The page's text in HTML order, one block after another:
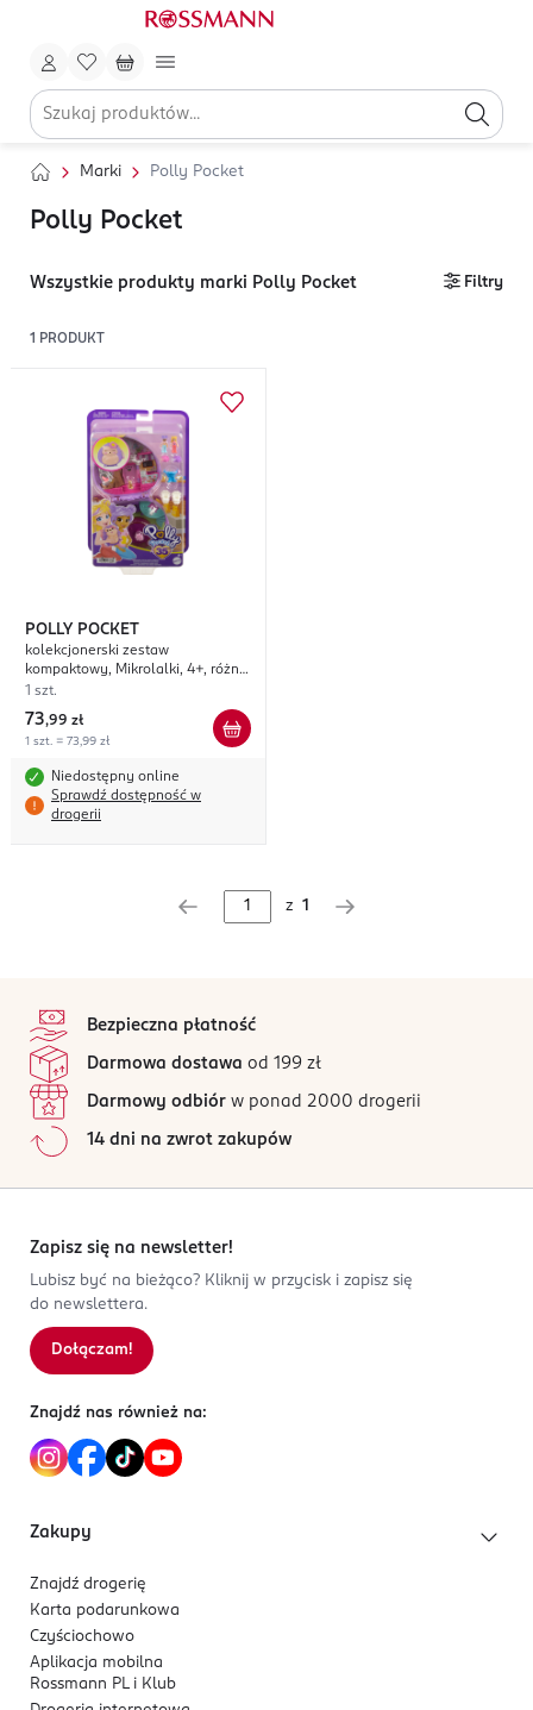
Marki Polly Pocket
Polly Pocket
Wszystkie produkty marki Polly Pocket Filtry
1 PRODUKT
POLLY POCKET
kolekcjonerski zestaw
kompaktowy, Mikrolalki, 4+, różne
rodzaje
1 szt.
73,99 zł
1 szt. = 73,99 zł
Niedostępny online
Sprawdź dostępność w
drogerii
z 1
Bezpieczna płatność
Darmowa dostawa od 199 zł
Darmowy odbiór w ponad 2000 drogerii
14 dni na zwrot zakupów
Zapisz się na newsletter!
Lubisz być na bieżąco? Kliknij w przycisk i zapisz się
do newslettera.
Dołączam!
Znajdź nas również na:
Zakupy
Znajdź drogerię
Karta podarunkowa
Czyściochowo
Aplikacja mobilna
Rossmann PL i Klub